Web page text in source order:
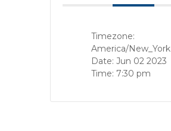
Timezone:
America/New_York
Date: Jun 02 2023
Time: 7:30 pm